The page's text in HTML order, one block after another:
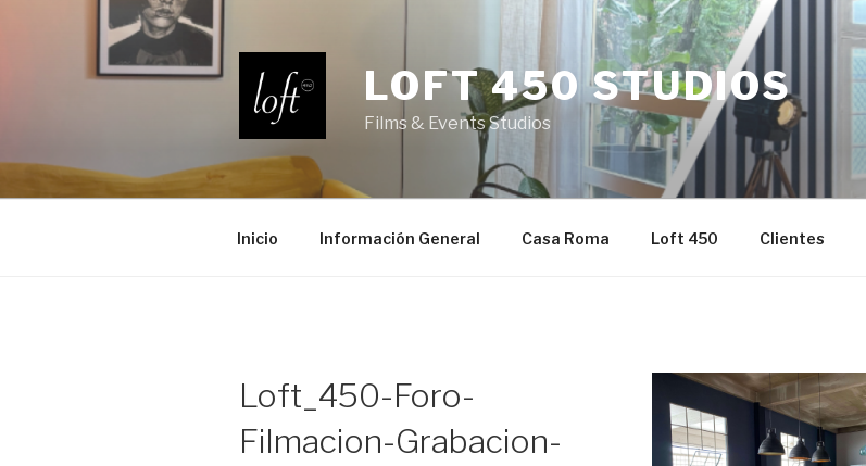
LOFT 450 STUDIOS
Films & Events Studios
Inicio Información General Casa Roma Loft 450 Clientes
Loft_450-Foro-
Filmacion-Grabacion-